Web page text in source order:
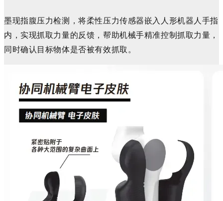
墨现指腹压力检测 ，将柔性压力传感器嵌入人形机器人手指
内，实现抓取力量的反馈，帮助机械手精准控制抓取力量，
同时确认目标物体是否被有效抓取。